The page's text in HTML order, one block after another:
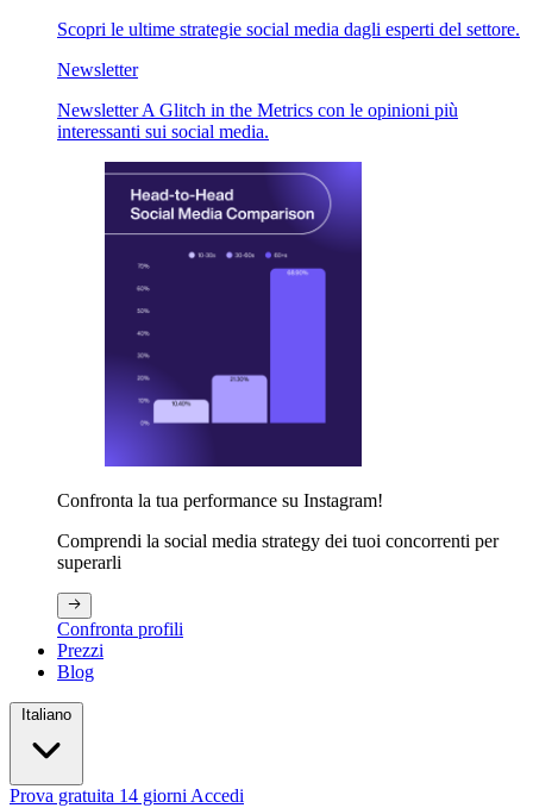
Scopri le ultime strategie social media dagli esperti del settore.
Newsletter
Newsletter A Glitch in the Metrics con le opinioni più
interessanti sui social media.
Confronta la tua performance su Instagram!
Comprendi la social media strategy dei tuoi concorrenti per
superarli
Confronta profili
Prezzi
Blog
Prova gratuita 14 giorni Accedi